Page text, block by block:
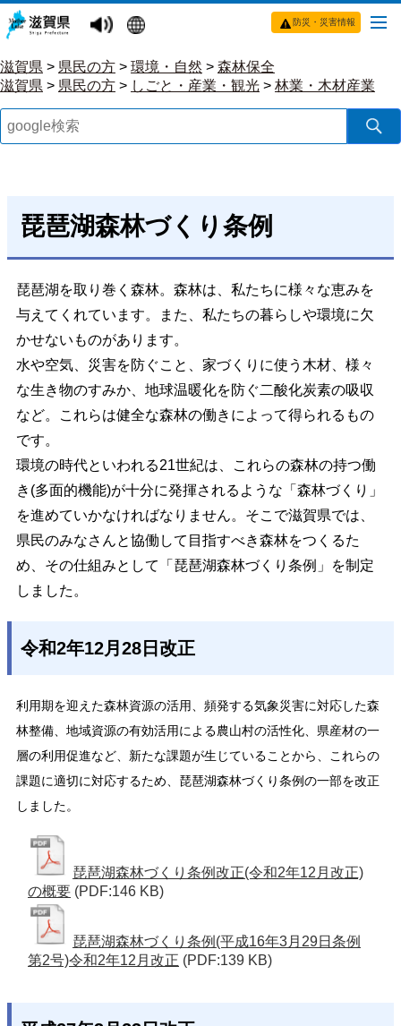
防災・災害情報
滋賀県 > 県民の方 > 環境・自然 > 森林保全
滋賀県 > 県民の方 > しごと・産業・観光 > 林業・木材産業
琵琶湖森林づくり条例
琵琶湖を取り巻く森林。森林は、私たちに様々な恵みを
与えてくれています。また、私たちの暮らしや環境に欠
かせないものがあります。
水や空気、災害を防ぐこと、家づくりに使う木材、様々
な生き物のすみか、地球温暖化を防ぐ二酸化炭素の吸収
など。これらは健全な森林の働きによって得られるもの
です。
環境の時代といわれる21世紀は、これらの森林の持つ働
き(多面的機能)が十分に発揮されるような「森林づくり」
を進めていかなければなりません。そこで滋賀県では、
県民のみなさんと協働して目指すべき森林をつくるた
め、その仕組みとして「琵琶湖森林づくり条例」を制定
しました。
令和2年12月28日改正
利用期を迎えた森林資源の活用、頻発する気象災害に対応した森
林整備、地域資源の有効活用による農山村の活性化、県産材の一
層の利用促進など、新たな課題が生じていることから、これらの
課題に適切に対応するため、琵琶湖森林づくり条例の一部を改正
しました。
琵琶湖森林づくり条例改正(令和2年12月改正)
の概要 (PDF:146 KB)
琵琶湖森林づくり条例(平成16年3月29日条例
第2号)令和2年12月改正 (PDF:139 KB)